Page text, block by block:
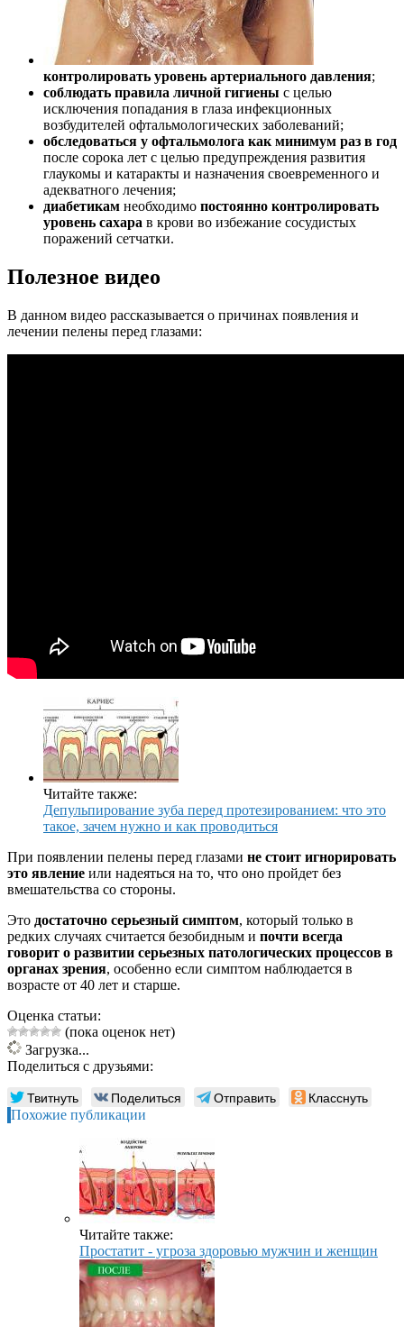
контролировать уровень артериального давления;
соблюдать правила личной гигиены с целью
исключения попадания в глаза инфекционных
возбудителей офтальмологических заболеваний;
обследоваться у офтальмолога как минимум раз в год
после сорока лет с целью предупреждения развития
глаукомы и катаракты и назначения своевременного и
адекватного лечения;
диабетикам необходимо постоянно контролировать
уровень сахара в крови во избежание сосудистых
поражений сетчатки.
Полезное видео
В данном видео рассказывается о причинах появления и
лечении пелены перед глазами:
Читайте также:
Депульпирование зуба перед протезированием: что это
такое, зачем нужно и как проводиться
При появлении пелены перед глазами не стоит игнорировать
это явление или надеяться на то, что оно пройдет без
вмешательства со стороны.
Это достаточно серьезный симптом, который только в
редких случаях считается безобидным и почти всегда
говорит о развитии серьезных патологических процессов в
органах зрения, особенно если симптом наблюдается в
возрасте от 40 лет и старше.
Оценка статьи:
(пока оценок нет)
Загрузка...
Поделиться с друзьями:
Твитнуть Поделиться Отправить Класснуть
Похожие публикации
Читайте также:
Простатит - угроза здоровью мужчин и женщин